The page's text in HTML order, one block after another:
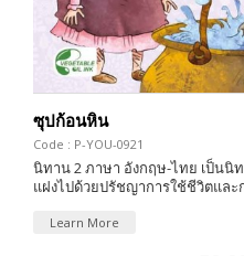
ซุปก้อนหิน
Code : P-YOU-0921
นิทาน 2 ภาษา อังกฤษ-ไทย เป็น
แฝงไปด้วยปรัชญาการใช้ชีวิตแล
Learn More